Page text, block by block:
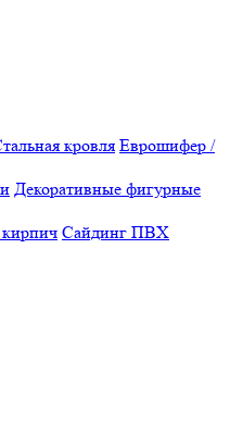
кровля Еврошифер /
Декоративные фигурные
Сайдинг ПВХ